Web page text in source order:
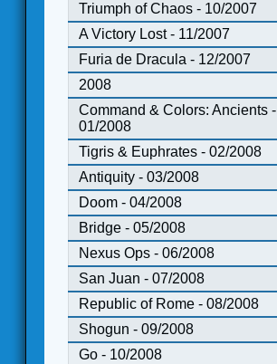
Triumph of Chaos - 10/2007
A Victory Lost - 11/2007
Furia de Dracula - 12/2007
2008
Command & Colors: Ancients -
01/2008
Tigris & Euphrates - 02/2008
Antiquity - 03/2008
Doom - 04/2008
Bridge - 05/2008
Nexus Ops - 06/2008
San Juan - 07/2008
Republic of Rome - 08/2008
Shogun - 09/2008
Go - 10/2008